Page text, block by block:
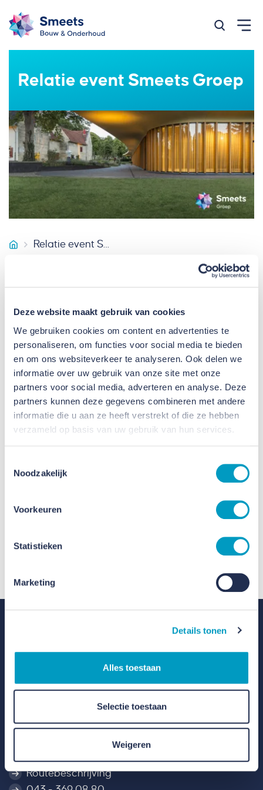
Deze website maakt gebruik van cookies
We gebruiken cookies om content en advertenties te
personaliseren, om functies voor social media te bieden
en om ons websiteverkeer te analyseren. Ook delen we
informatie over uw gebruik van onze site met onze
partners voor social media, adverteren en analyse. Deze
partners kunnen deze gegevens combineren met andere
informatie die u aan ze heeft verstrekt of die ze hebben
verzameld op basis van uw gebruik van hun services.
Noodzakelijk
Voorkeuren
Statistieken
Marketing
Details tonen
Alles toestaan
Selectie toestaan
Weigeren
Zoeken
Relatie event Smeets Groep
Smeets Bouw
Relatie event Smeets Groep
Op woensdag 14 september is het zo
bijzondere jubilea samensmelten tot
één. Smeets Bouw en Smeets
Vastgoedservice bestaan dit jaar 100
jaar en Van Heur Bouw & Onderhoud
bestond 75 jaar in 2021. Deze bijzondere
mijlpalen vieren wij natuurlijk graag
samen met u, onze partner met wie we
bereikt hebben.
Aanmelden is niet meer mogelijk. Heeft u vragen
over het evenement? Neem dan contact met ons
Contact
Kotterweg 20, 6222 NR Maastricht
Routebeschrijving